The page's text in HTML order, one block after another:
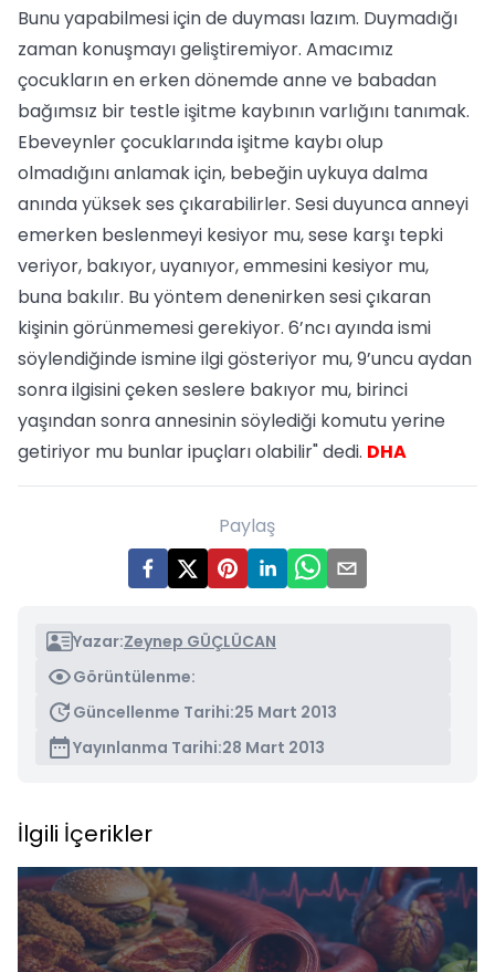
Bunu yapabilmesi için de duyması lazım. Duymadığı
zaman konuşmayı geliştiremiyor. Amacımız
çocukların en erken dönemde anne ve babadan
bağımsız bir testle işitme kaybının varlığını tanımak.
Ebeveynler çocuklarında işitme kaybı olup
olmadığını anlamak için, bebeğin uykuya dalma
anında yüksek ses çıkarabilirler. Sesi duyunca anneyi
emerken beslenmeyi kesiyor mu, sese karşı tepki
veriyor, bakıyor, uyanıyor, emmesini kesiyor mu,
buna bakılır. Bu yöntem denenirken sesi çıkaran
kişinin görünmemesi gerekiyor. 6’ncı ayında ismi
söylendiğinde ismine ilgi gösteriyor mu, 9’uncu aydan
sonra ilgisini çeken seslere bakıyor mu, birinci
yaşından sonra annesinin söylediği komutu yerine
getiriyor mu bunlar ipuçları olabilir" dedi. DHA
Paylaş
Yazar:Zeynep GÜÇLÜCAN
Görüntülenme:
Güncellenme Tarihi:25 Mart 2013
Yayınlanma Tarihi:28 Mart 2013
İlgili İçerikler